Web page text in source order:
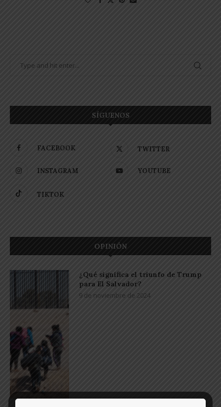
SÍGUENOS
FACEBOOK TWITTER
INSTAGRAM YOUTUBE
TIKTOK
OPINIÓN
¿Qué significa el triunfo de Trump
para El Salvador?
9 de noviembre de 2024